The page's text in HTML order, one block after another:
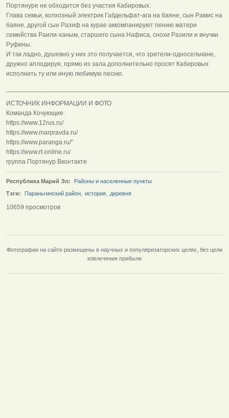
Портянуре не обходится без участия Кабировых.
Глава семьи, колхозный электрик Габдельфат-ага на баяне, сын Рамис на
баяне, другой сын Разиф на курае аккомпанируют пению матери
семейства Раили-ханым, старшего сына Нафиса, снохи Разили и внучки
Руфины.
И так ладно, душевно у них это получается, что зрители-односельчане,
дружно аплодируя, прямо из зала дополнительно просят Кабировых
исполнить ту или иную любимую песню.
ИСТОЧНИК ИНФОРМАЦИИ И ФОТО
Команда Кочующие.
https://www.12rus.ru/
https://www.marpravda.ru/
https://www.paranga.ru/”
https://www.rt-online.ru/
группа Портянур Вконтакте
Республика Марий Эл:
Районы и населенные пункты
Тэги:
Параньгинский район история деревня
10659 просмотров
Фотографии на сайте размещены в научных и популяризаторских целях, без цели
извлечения прибыли